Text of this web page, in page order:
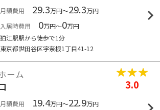
月額費用 29.3万円～29.3万円
入居時費用
0万円～0万円
狛江駅駅から徒歩で1分
東京都世田谷区宇奈根1丁目41-12
ーム
3.0
月額費用 19.4万円～22.9万円